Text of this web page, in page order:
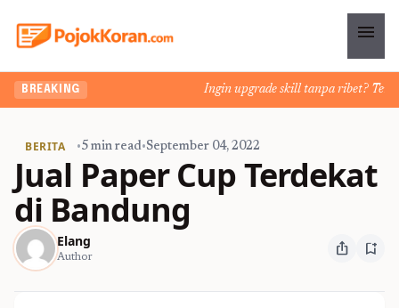
menu
BREAKING Ingin upgrade skill tanpa ribet?
BERITA •5 min read•September 04, 2022
Jual Paper Cup Terdekat
di Bandung
Elang
Author ios_share bookmark_add